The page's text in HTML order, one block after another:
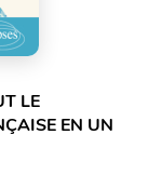
LE
EN UN